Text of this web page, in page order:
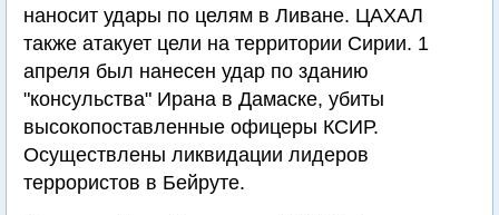
наносит удары по целям в Ливане. ЦАХАЛ
также атакует цели на территории Сирии. 1
апреля был нанесен удар по зданию
"консульства" Ирана в Дамаске, убиты
высокопоставленные офицеры КСИР.
Осуществлены ликвидации лидеров
террористов в Бейруте.